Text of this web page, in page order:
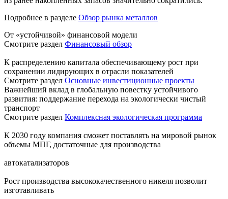
Подробнее в разделе Обзор рынка металлов
От «устойчивой» финансовой модели
Смотрите раздел Финансовый обзор
К распределению капитала обеспечивающему рост при
сохранении лидирующих в отрасли показателей
Смотрите раздел Основные инвестиционные проекты
Важнейший вклад в глобальную повестку устойчивого
развития: поддержание перехода на экологически чистый
транспорт
Смотрите раздел Комплексная экологическая программа
К 2030 году компания сможет поставлять на мировой рынок
объемы МПГ, достаточные для производства
автокатализаторов
Рост производства высококачественного никеля позволит
изготавливать